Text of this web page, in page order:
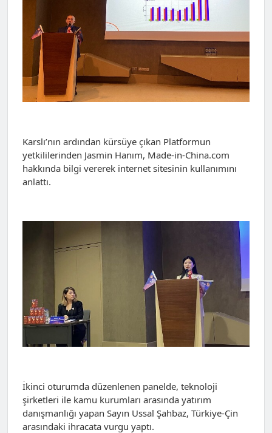
Karslı’nın ardından kürsüye çıkan Platformun
yetkililerinden Jasmin Hanım, Made-in-China.com
hakkında bilgi vererek internet sitesinin kullanımını
anlattı.
İkinci oturumda düzenlenen panelde, teknoloji
şirketleri ile kamu kurumları arasında yatırım
danışmanlığı yapan Sayın Ussal Şahbaz, Türkiye-Çin
arasındaki ihracata vurgu yaptı.